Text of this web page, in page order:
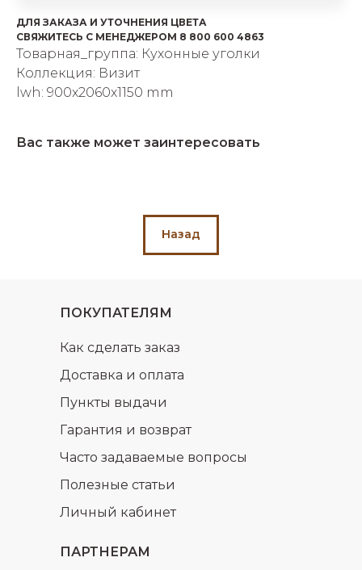
об оплате Плайтом
Остались вопросы?
plait.ru
ДЛЯ ЗАКАЗА И УТОЧНЕНИЯ ЦВЕТА
СВЯЖИТЕСЬ С МЕНЕДЖЕРОМ 8 800 600 4863
Товарная_группа: Кухонные уголки
Коллекция: Визит
lwh: 900x2060x1150 mm
Вас также может заинтересовать
Назад
ПАРТНЕРАМ
ПОКУПАТЕЛЯМ
Доставка и оплата
Часто задаваемые вопросы
Гарантия и возврат
Полезные статьи
Пункты выдачи
Как сделать заказ
Личный кабинет